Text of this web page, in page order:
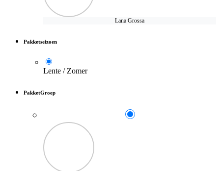
Lana Grossa
Pakketseizoen
Lente / Zomer
PakketGroep